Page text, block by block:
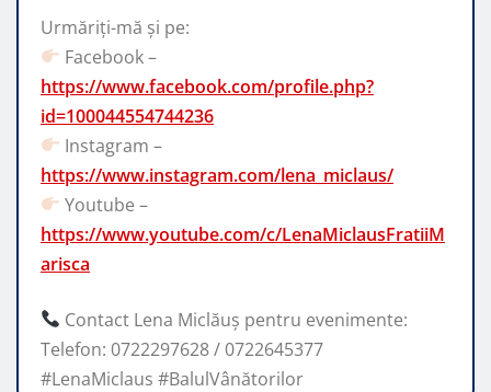
Urmăriți-mă și pe:
Facebook –
https://www.facebook.com/profile.php?
id=100044554744236
Instagram –
https://www.instagram.com/lena_miclaus/
Youtube –
https://www.youtube.com/c/LenaMiclausFratiiM
arisca
Contact Lena Miclăuș pentru evenimente:
Telefon: 0722297628 / 0722645377
#LenaMiclaus #BalulVânătorilor